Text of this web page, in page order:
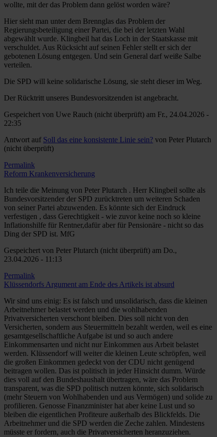
wollte, mit der das Problem dann gelöst worden wäre?
Hier sieht man unter dem Brennglas das Problem der
Regierungsbeteiligung einer Partei, die bei der letzten Wahl
abgewählt wurde. Klingbeil hat das Loch in der Staatskasse mit
verschuldet. Aus Rücksicht auf seinen Fehler stellt er sich der
gebotenen Lösung entgegen. Und sein General darf weiße Salbe
verteilen.
Die SPD will keine solidarische Lösung, sie steht dieser im Weg.
Der Rücktritt unseres Bundesvorsitzenden ist angebracht.
Gespeichert von Uwe Rauch (nicht überprüft) am Fr., 24.04.2026 -
22:35
Antwort auf Soll das eine konsistente Linie sein? von Peter Plutarch
(nicht überprüft)
Permalink
Reform Krankenversicherung
Ich teile die Meinung von Peter Plutarch . Herr Klingbeil sollte als
Bundesvorsitzender der SPD zurücktreten um weiteren Schaden
von seiner Partei abzuwenden. Es könnte sich der Eindruck
verfestigen , dass Gerechtigkeit - wie zuvor keine noch so kleine
Inflationshilfe für Rentner,dafür aber für Pensionäre - nicht so das
Ding der SPD ist. MfG
Gespeichert von Peter Plutarch (nicht überprüft) am Do.,
23.04.2026 - 11:13
Permalink
Klüssendorfs Argument am Ende des Artikels ist absurd
Wir sind uns einig: Es ist falsch und unsolidarisch, dass die kleinen
Arbeitnehmer belastet werden und die wohlhabenden
Privatversicherten verschont bleiben. Dies soll nicht von den
Versicherten, sondern aus Steuermitteln bezahlt werden, weil es eine
gesamtgesellschaftliche Aufgabe ist und so auch andere
Einkommensarten und nicht nur Einkommen aus Arbeit belastet
werden. Klüssendorf will weiter die kleinen Leute schröpfen, weil
die großen Einkommen gedeckt von der CDU nicht genügend
beitragen wollen. Das ist politisch in jeder Hinsicht dumm. Würde
dies voll auf den Bundeshaushalt übertragen, wäre das Problem
transparent, was die SPD politisch nutzen könnte, sich solidarisch
(mehr Steuern von Wohlhabenden und aus Vermögen) und solide zu
profilieren. Genosse Finanzminister hat aber keine Lust und so
bleiben die eigentlichen Profiteure außerhalb des Blickfelds. Die
Arbeitnehmer und die SPD werden die Zeche zahlen. Mindestens
müsste er fordern, auch die Privatversicherten heranzuziehen.